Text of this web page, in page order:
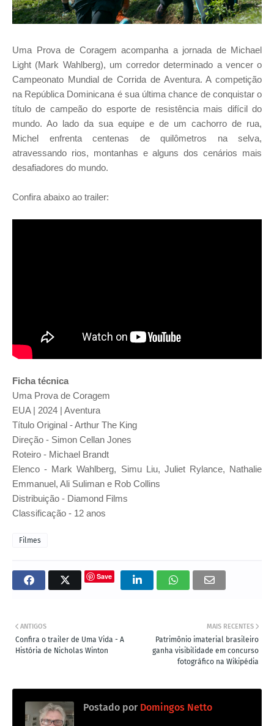
Uma Prova de Coragem acompanha a jornada de Michael
Light (Mark Wahlberg), um corredor determinado a vencer o
Campeonato Mundial de Corrida de Aventura. A competição
na República Dominicana é sua última chance de conquistar o
título de campeão do esporte de resistência mais difícil do
mundo. Ao lado da sua equipe e de um cachorro de rua,
Michel enfrenta centenas de quilômetros na selva,
atravessando rios, montanhas e alguns dos cenários mais
desafiadores do mundo.
Confira abaixo ao trailer:
Ficha técnica
Uma Prova de Coragem
EUA | 2024 | Aventura
Título Original - Arthur The King
Direção - Simon Cellan Jones
Roteiro - Michael Brandt
Elenco - Mark Wahlberg, Simu Liu, Juliet Rylance, Nathalie
Emmanuel, Ali Suliman e Rob Collins
Distribuição - Diamond Films
Classificação - 12 anos
Filmes
Save
MAIS RECENTES
Patrimônio imaterial brasileiro
ganha visibilidade em concurso
fotográfico na Wikipédia
ANTIGOS
Confira o trailer de Uma Vida - A
História de Nicholas Winton
Postado por Domingos Netto